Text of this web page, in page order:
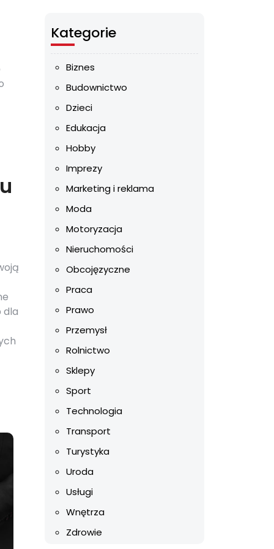
dla
Kategorie
Biznes
Budownictwo
Dzieci
Edukacja
Hobby
Imprezy
Marketing i reklama
Moda
Motoryzacja
Nieruchomości
Obcojęzyczne
Praca
Prawo
Przemysł
Rolnictwo
Sklepy
Sport
Technologia
Transport
Turystyka
Uroda
Usługi
Wnętrza
Zdrowie